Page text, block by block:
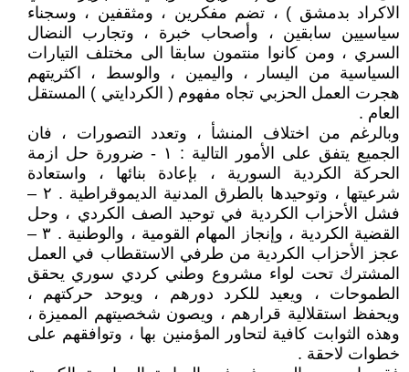
الاكراد بدمشق ) ، تضم مفكرين ، ومثقفين ، وسجناء
سياسيين سابقين ، وأصحاب خبرة ، وتجارب النضال
السري ، ومن كانوا منتمون سابقا الى مختلف التيارات
السياسية من اليسار ، واليمين ، والوسط ، اكثريتهم
هجرت العمل الحزبي تجاه مفهوم ( الكردايتي ) المستقل
العام .
وبالرغم من اختلاف المنشأ ، وتعدد التصورات ، فان
الجميع يتفق على الأمور التالية : ١ - ضرورة حل ازمة
الحركة الكردية السورية ، بإعادة بنائها ، واستعادة
شرعيتها ، وتوحيدها بالطرق المدنية الديموقراطية . ٢ –
فشل الأحزاب الكردية في توحيد الصف الكردي ، وحل
القضية الكردية ، وإنجاز المهام القومية ، والوطنية . ٣ –
عجز الأحزاب الكردية من طرفي الاستقطاب في العمل
المشترك تحت لواء مشروع وطني كردي سوري يحقق
الطموحات ، ويعيد للكرد دورهم ، ويوحد حركتهم ،
ويحفظ استقلالية قرارهم ، ويصون شخصيتهم المميزة ،
وهذه الثوابت كافية لتحاور المؤمنين بها ، وتوافقهم على
خطوات لاحقة .